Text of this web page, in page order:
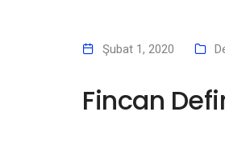
Şubat 1, 2020
Fincan